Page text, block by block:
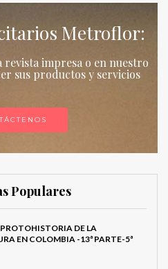
Metroflor:
revista impresa o en nuestro
sus productos y servicios
Populares
DE LA
EN COLOMBIA -13ª PARTE-5ª